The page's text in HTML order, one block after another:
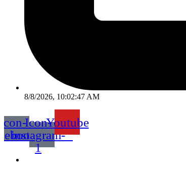
8/8/2026, 10:02:47 AM
Icon-Icon-
instagram-
1
Youtube